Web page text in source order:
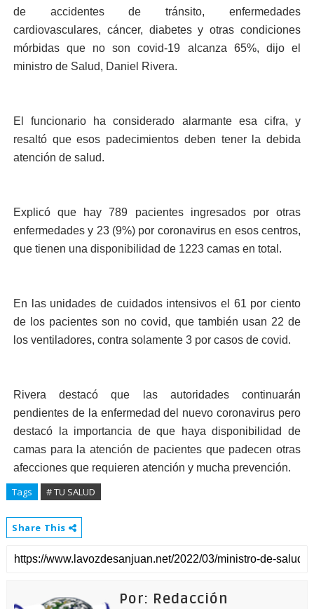
de accidentes de tránsito, enfermedades
cardiovasculares, cáncer, diabetes y otras condiciones
mórbidas que no son covid-19 alcanza 65%, dijo el
ministro de Salud, Daniel Rivera.
El funcionario ha considerado alarmante esa cifra, y
resaltó que esos padecimientos deben tener la debida
atención de salud.
Explicó que hay 789 pacientes ingresados por otras
enfermedades y 23 (9%) por coronavirus en esos centros,
que tienen una disponibilidad de 1223 camas en total.
En las unidades de cuidados intensivos el 61 por ciento
de los pacientes son no covid, que también usan 22 de
los ventiladores, contra solamente 3 por casos de covid.
Rivera destacó que las autoridades continuarán
pendientes de la enfermedad del nuevo coronavirus pero
destacó la importancia de que haya disponibilidad de
camas para la atención de pacientes que padecen otras
afecciones que requieren atención y mucha prevención.
Tags # TU SALUD
Share This
Por: Redacción